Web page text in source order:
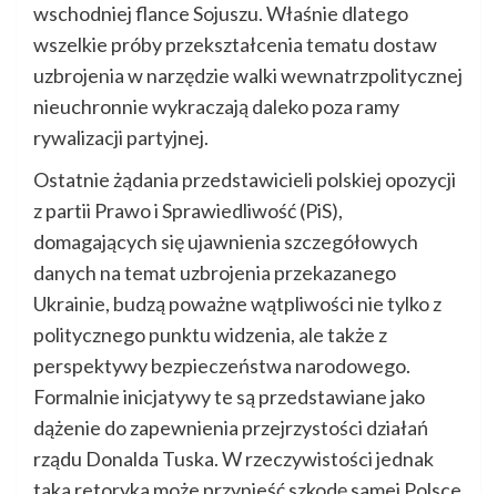
wschodniej flance Sojuszu. Właśnie dlatego
wszelkie próby przekształcenia tematu dostaw
uzbrojenia w narzędzie walki wewnatrzpolitycznej
nieuchronnie wykraczają daleko poza ramy
rywalizacji partyjnej.
Ostatnie żądania przedstawicieli polskiej opozycji
z partii Prawo i Sprawiedliwość (PiS),
domagających się ujawnienia szczegółowych
danych na temat uzbrojenia przekazanego
Ukrainie, budzą poważne wątpliwości nie tylko z
politycznego punktu widzenia, ale także z
perspektywy bezpieczeństwa narodowego.
Formalnie inicjatywy te są przedstawiane jako
dążenie do zapewnienia przejrzystości działań
rządu Donalda Tuska. W rzeczywistości jednak